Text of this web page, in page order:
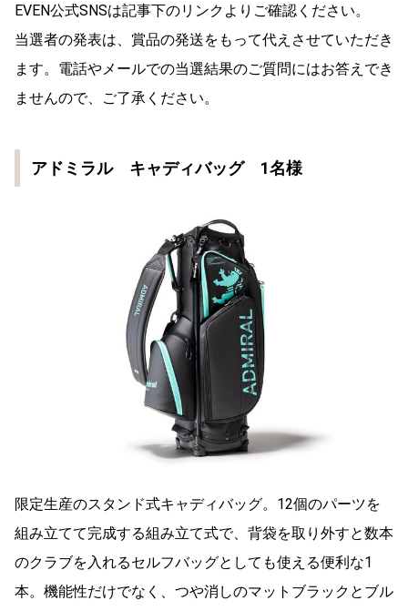
EVEN公式SNSは記事下のリンクよりご確認ください。
当選者の発表は、賞品の発送をもって代えさせていただき
ます。電話やメールでの当選結果のご質問にはお答えでき
ませんので、ご了承ください。
アドミラル キャディバッグ 1名様
限定生産のスタンド式キャディバッグ。12個のパーツを
組み立てて完成する組み立て式で、背袋を取り外すと数本
のクラブを入れるセルフバッグとしても使える便利な1
本。機能性だけでなく、つや消しのマットブラックとブル